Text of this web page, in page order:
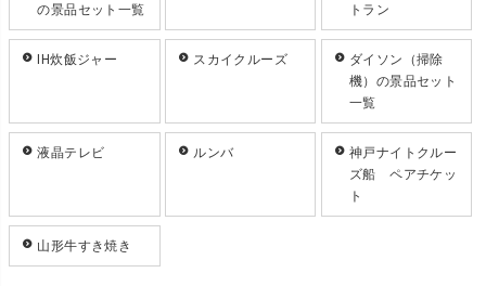
の景品セット一覧
トラン
IH炊飯ジャー スカイクルーズ
ダイソン（掃除
機）の景品セット
一覧
液晶テレビ ルンバ
神戸ナイトクルー
ズ船 ペアチケッ
ト
山形牛すき焼き